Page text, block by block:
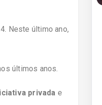
Neste último ano,
últimos anos.
privada e